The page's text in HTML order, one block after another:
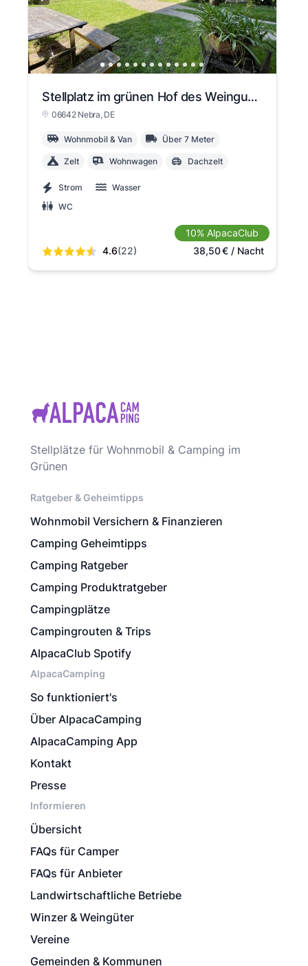
Stellplatz im grünen Hof des Weingutes
06642 Nebra, DE
Wohnmobil & Van Über 7 Meter
Zelt Wohnwagen Dachzelt
Strom
Wasser
WC
4.6(22)
10% AlpacaClub
38,50€/ Nacht
Stellplätze für Wohnmobil & Camping im
Grünen
Ratgeber & Geheimtipps
Wohnmobil Versichern & Finanzieren
Camping Geheimtipps
Camping Ratgeber
Camping Produktratgeber
Campingplätze
Campingrouten & Trips
AlpacaClub Spotify
AlpacaCamping
So funktioniert's
Über AlpacaCamping
AlpacaCamping App
Kontakt
Presse
Informieren
Übersicht
FAQs für Camper
FAQs für Anbieter
Landwirtschaftliche Betriebe
Winzer & Weingüter
Vereine
Gemeinden & Kommunen